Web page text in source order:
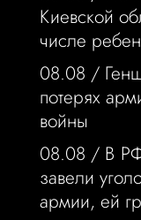
Киевской
числе
08.08 /
потерях
войны
08.08 / В
завели
армии, ей